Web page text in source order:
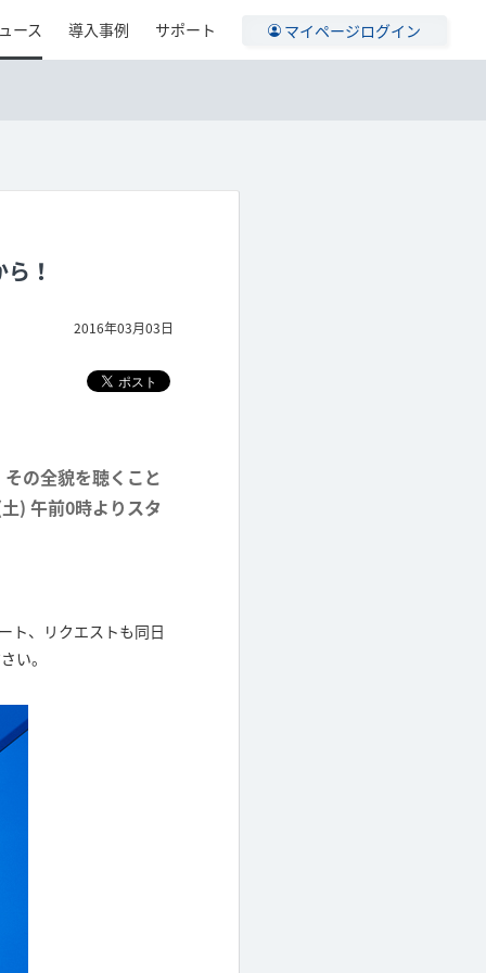
ース 導入事例 サポート マイページログイン
！
2016年03月03日
の全貌を聴くこと
) 午前0時よりスタ
ト、リクエストも同日
い。